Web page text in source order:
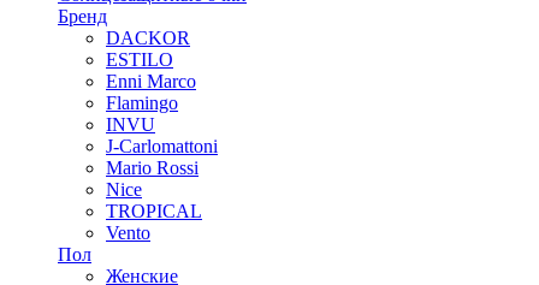
Бренд
DACKOR
ESTILO
Enni Marco
Flamingo
INVU
J-Carlomattoni
Mario Rossi
Nice
TROPICAL
Vento
Пол
Женские